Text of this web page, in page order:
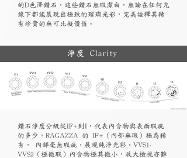
的D色澤鑽石，這些鑽石無瑕潔白，無論在任何光
線下都能展現出極致的璀璨光彩，完美詮釋其稀
有珍貴的無可比擬價值。
淨度 Clarity
鑽石淨度分級從IF+到I，代表內含物與表面瑕疵
的多少。RAGAZZA 的 IF+（內部無瑕）極為稀
有， 內部毫無瑕疵，展現純淨光彩。VVS1-
VVS2（極微瑕）內含物極其微小，放大檢視亦難